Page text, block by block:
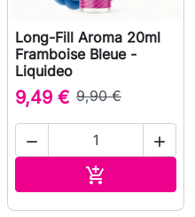
Long-Fill Aroma 20ml
Framboise Bleue -
Liquideo
9,49 € 9,90 €
 
